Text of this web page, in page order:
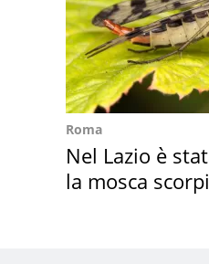
Roma
Nel Lazio è
la mosca